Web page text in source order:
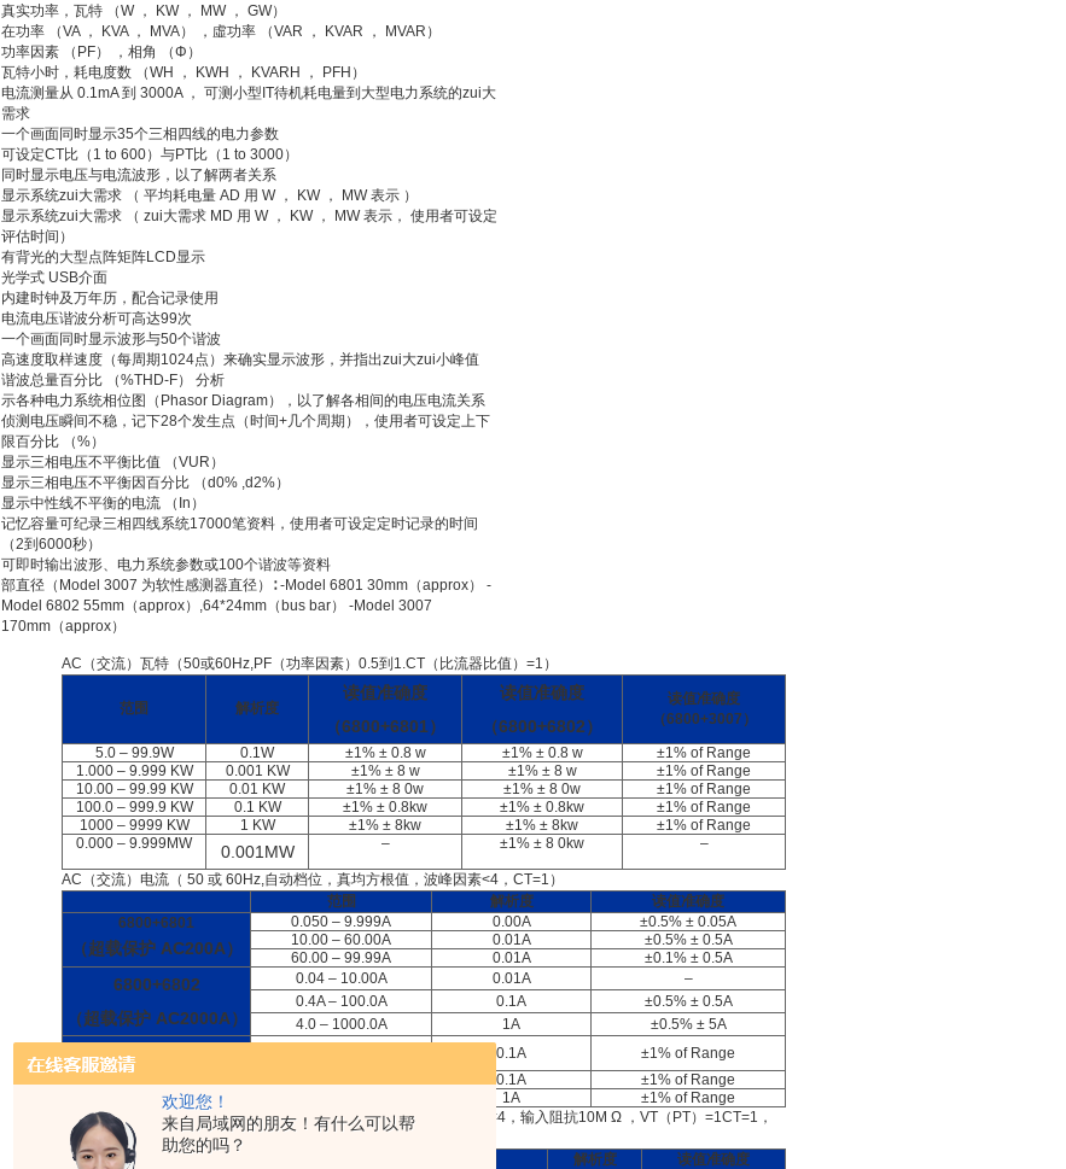
欢迎您！
来自局域网的朋友！有什么可以帮
助您的吗？
真实功率，瓦特 （W ， KW ， MW ， GW）
在功率 （VA ， KVA ， MVA） ，虛功率 （VAR ， KVAR ， MVAR）
功率因素 （PF） ，相角 （Φ）
瓦特小时，耗电度数 （WH ， KWH ， KVARH ， PFH）
电流测量从 0.1mA 到 3000A ， 可测小型IT待机耗电量到大型电力系统的zui大
需求
一个画面同时显示35个三相四线的电力参数
可设定CT比（1 to 600）与PT比（1 to 3000）
同时显示电压与电流波形，以了解两者关系
显示系统zui大需求 （ 平均耗电量 AD 用 W ， KW ， MW 表示 ）
显示系统zui大需求 （ zui大需求 MD 用 W ， KW ， MW 表示， 使用者可设定
评估时间）
有背光的大型点阵矩阵LCD显示
光学式 USB介面
内建时钟及万年历，配合记录使用
电流电压谐波分析可高达99次
一个画面同时显示波形与50个谐波
高速度取样速度（每周期1024点）来确实显示波形，并指出zui大zui小峰值
谐波总量百分比 （%THD-F） 分析
示各种电力系统相位图（Phasor Diagram），以了解各相间的电压电流关系
侦测电压瞬间不稳，记下28个发生点（时间+几个周期），使用者可设定上下
限百分比 （%）
显示三相电压不平衡比值 （VUR）
显示三相电压不平衡因百分比 （d0% ,d2%）
显示中性线不平衡的电流 （In）
记忆容量可纪录三相四线系统17000笔资料，使用者可设定定时记录的时间
（2到6000秒）
可即时输出波形、电力系统参数或100个谐波等资料
部直径（Model 3007 为软性感测器直径）∶ -Model 6801 30mm（approx） -
Model 6802 55mm（approx）,64*24mm（bus bar） -Model 3007
170mm（approx）
AC（交流）瓦特（50或60Hz,PF（功率因素）0.5到1.CT（比流器比值）=1）
范围 解析度
读值准确度
（6800+6801）
读值准确度
（6800+6802）
读值准确度
（6800+3007）
5.0 – 99.9W
0.1W ±1% ± 0.8 w ±1% ± 0.8 w
±1% of Range
1.000 – 9.999 KW
0.001 KW ±1% ± 8 w ±1% ± 8 w
±1% of Range
10.00 – 99.99 KW
0.01 KW ±1% ± 8 0w ±1% ± 8 0w
±1% of Range
100.0 – 999.9 KW
0.1 KW ±1% ± 0.8kw ±1% ± 0.8kw
±1% of Range
1000 – 9999 KW
1 KW ±1% ± 8kw ±1% ± 8kw
±1% of Range
0.000 – 9.999MW
0.001MW – ±1% ± 8 0kw –
AC（交流）电流（ 50 或 60Hz,自动档位，真均方根值，波峰因素<4，CT=1）
范围
解析度
读值准确度
6800+6801
（超载保护 AC200A）
0.050 – 9.999A 0.00A
±0.5% ± 0.05A
10.00 – 60.00A
0.01A
±0.5% ± 0.5A
60.00 – 99.99A
0.01A ±0.1% ± 0.5A
6800+6802
（超载保护 AC2000A）
0.04 – 10.00A 0.01A
–
0.4A – 100.0A
0.1A
±0.5% ± 0.5A
4.0 – 1000.0A
1A
±0.5% ± 5A
6800+
0.1A
±1% of Range
0.1A
±1% of Range
1A
±1% of Range
AC（交流）电压 （ 50 或 60 Hz,自动档位，真均方根值，波峰因素<4，输入阻抗10M Ω ，VT（PT）=1CT=1，
800V超载保护）
范围
解析度 读值准确度